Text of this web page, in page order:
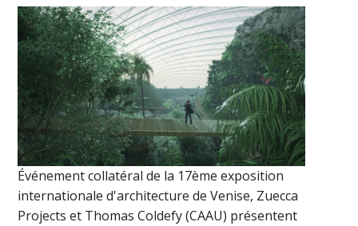
Événement collatéral de la 17ème exposition
internationale d'architecture de Venise, Zuecca
Projects et Thomas Coldefy (CAAU) présentent